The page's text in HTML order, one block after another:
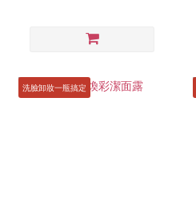
洗臉卸妝一瓶搞定